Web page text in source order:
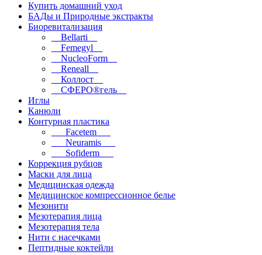
Купить домашний уход
БАДы и Природные экстракты
Биоревитализация
__Bellarti__
__Femegyl__
__NucleoForm__
__Reneall__
__Коллост__
__СФЕРО®гель__
Иглы
Канюли
Контурная пластика
___Facetem___
___Neuramis___
___Sofiderm___
Коррекция рубцов
Маски для лица
Медицинская одежда
Медицинское компрессионное белье
Мезонити
Мезотерапия лица
Мезотерапия тела
Нити с насечками
Пептидные коктейли